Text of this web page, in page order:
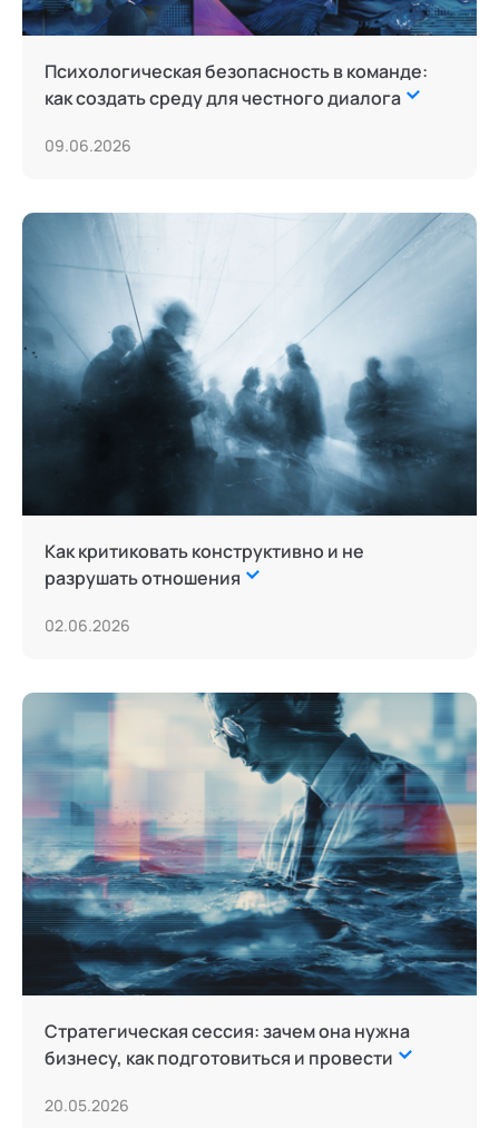
Психологическая безопасность в команде:
как создать среду для честного диалога
09.06.2026
Как критиковать конструктивно и не
разрушать отношения
02.06.2026
Стратегическая сессия: зачем она нужна
бизнесу, как подготовиться и провести
20.05.2026